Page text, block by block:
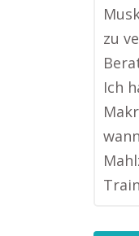
zu
Ich